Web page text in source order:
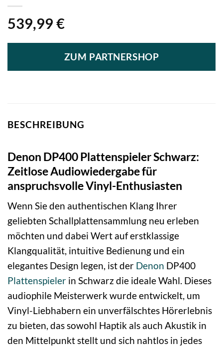
539,99 €
ZUM PARTNERSHOP
BESCHREIBUNG
Denon DP400 Plattenspieler Schwarz:
Zeitlose Audiowiedergabe für
anspruchsvolle Vinyl-Enthusiasten
Wenn Sie den authentischen Klang Ihrer
geliebten Schallplattensammlung neu erleben
möchten und dabei Wert auf erstklassige
Klangqualität, intuitive Bedienung und ein
elegantes Design legen, ist der Denon DP400
Plattenspieler in Schwarz die ideale Wahl. Dieses
audiophile Meisterwerk wurde entwickelt, um
Vinyl-Liebhabern ein unverfälschtes Hörerlebnis
zu bieten, das sowohl Haptik als auch Akustik in
den Mittelpunkt stellt und sich nahtlos in jedes